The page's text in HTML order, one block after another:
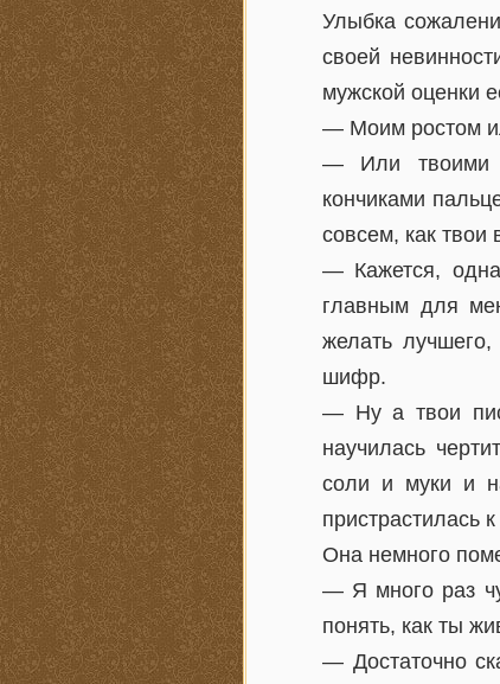
Улыбка
своей
мужской оценки
— Моим ростом
— Или твоими
кончиками
совсем, как
— Кажется,
главным для
желать
шифр.
— Ну а твои
научилась
соли и муки и
пристрастилась
Она немного
— Я много раз
понять, как ты
— Достаточно